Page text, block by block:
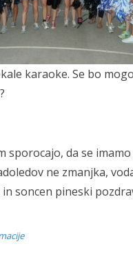
karaoke. Se bo
sporocajo, da se
ne zmanjka,
soncen pineski